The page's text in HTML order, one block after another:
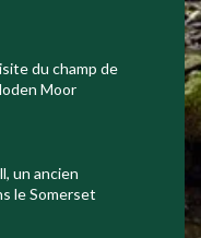
du champ de
Moor
un ancien
le Somerset